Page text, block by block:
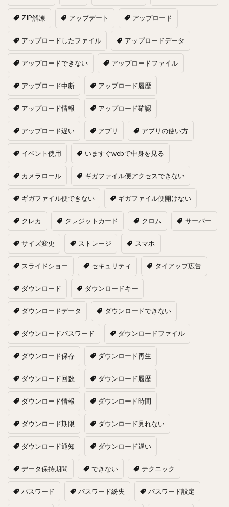
ZIP解凍 アップデート アップロード
アップロードしたファイル アップロードデータ
アップロードできない アップロードファイル
アップロード中断 アップロード履歴
アップロード情報 アップロード確認
アップロード遅い アプリ アプリの使い方
イベント使用 いますぐwebで中身を見る
カメラロール ギガファイル便アクセスできない
ギガファイル便できない ギガファイル便開けない
クレカ クレジットカード クロム サーバー
サイズ変更 ストレージ スマホ
スライドショー セキュリティ タイアップ広告
ダウンロード ダウンロードキー
ダウンロードデータ ダウンロードできない
ダウンロードパスワード ダウンロードファイル
ダウンロード保存 ダウンロード再生
ダウンロード回数 ダウンロード履歴
ダウンロード情報 ダウンロード時間
ダウンロード期限 ダウンロード見れない
ダウンロード通知 ダウンロード遅い
データ保持期間 できない テクニック
パスワード パスワード紛失 パスワード設定